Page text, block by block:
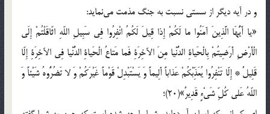
و در آیه دیگر از سستی نسبت به جنگ مذمت می‌نماید:
«یا أَیُّهَا الَّذِینَ آمَنُوا ما لَکُمْ إِذا قِیلَ لَکُمُ انْفِرُوا فِی سَبِیلِ اللّهِ اثّاقَلْتُمْ إِلَی
الْأَرْضِ أَرَضِیتُمْ بِالْحَیاةِ الدُّنْیا مِنَ الآخِرَةِ فَما مَتاعُ الْحَیاةِ الدُّنْیا فِی الآخِرَةِ إِلّا
قَلِیلٌ * إِلّا تَنْفِرُوا یُعَذِّبْکُمْ عَذاباً أَلِیماً وَ یَسْتَبْدِلْ قَوْماً غَیْرَکُمْ وَ لا تَضُرُّوهُ شَیْئاً وَ
اللّهُ عَلی‌ کُلِّ شَیْ‌ءٍ قَدِیرٌ»(20)؛